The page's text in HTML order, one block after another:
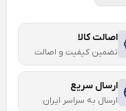
اصالت کالا
تضمین کیفیت و اصالت
ارسال سریع
ارسال به سراسر ایران